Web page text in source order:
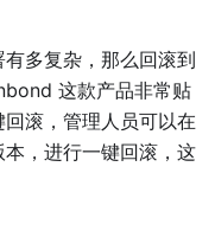
多复杂，那么回滚到
这款产品非常贴
滚，管理人员可以在
，进行一键回滚，这